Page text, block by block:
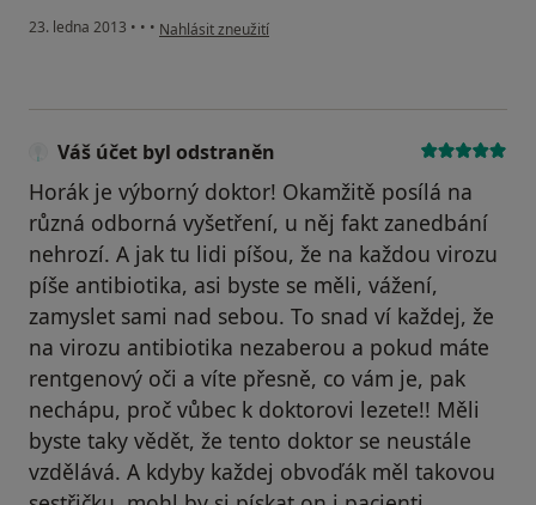
23. ledna 2013 • • • podle názoru uživatele Váš účet byl odstraněn
Nahlásit zneužití
Váš účet byl odstraněn
Horák je výborný doktor! Okamžitě posílá na
různá odborná vyšetření, u něj fakt zanedbání
nehrozí. A jak tu lidi píšou, že na každou virozu
píše antibiotika, asi byste se měli, vážení,
zamyslet sami nad sebou. To snad ví každej, že
na virozu antibiotika nezaberou a pokud máte
rentgenový oči a víte přesně, co vám je, pak
nechápu, proč vůbec k doktorovi lezete!! Měli
byste taky vědět, že tento doktor se neustále
vzdělává. A kdyby každej obvoďák měl takovou